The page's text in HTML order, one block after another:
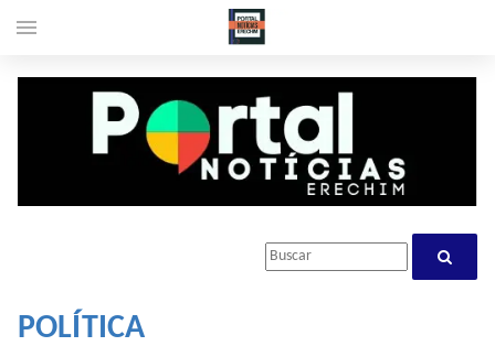
POLÍTICA
menu